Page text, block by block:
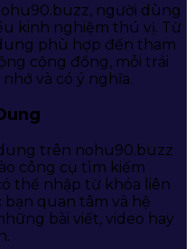
người dùng
kinh nghiệm thú vị. Từ
phù hợp đến tham
cộng đồng, mỗi trải
và có ý nghĩa.
trên nohu90.buzz
công cụ tìm kiếm
thể nhập từ khóa liên
quan tâm và hệ
bài viết, video hay